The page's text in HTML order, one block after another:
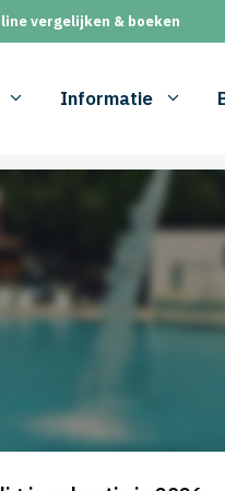
vergelijken & boeken
Informatie